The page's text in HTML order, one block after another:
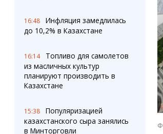
Коллаж недели
Ешкин гороскоп
Медиа
Фото
3D-тур
Timelapse
16:48
Инфляция замедлилась
до 10,2% в Казахстане
16:14
Топливо для самолетов
из масличных культур
планируют производить в
Казахстане
15:38
Популяризацией
казахстанского сыра занялись
в Минторговли